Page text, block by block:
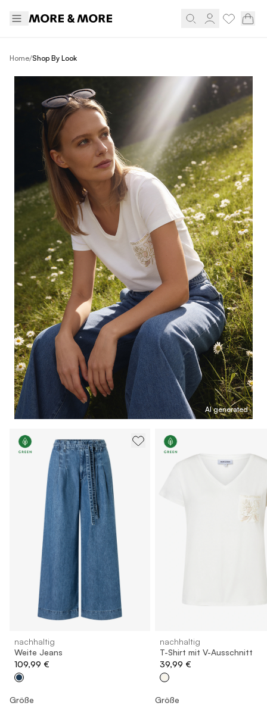
Home/Shop By Look
AI generated
nachhaltig
Weite Jeans
109,99 €
Größe
nachhaltig
T-Shirt mit V-Ausschnitt
39,99 €
Größe